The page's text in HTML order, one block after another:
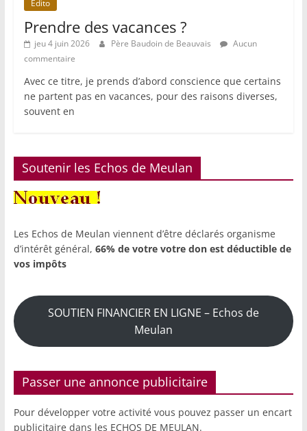
Edito
Prendre des vacances ?
jeu 4 juin 2026 Père Baudoin de Beauvais
Aucun
commentaire
Avec ce titre, je prends d’abord conscience que certains
ne partent pas en vacances, pour des raisons diverses,
souvent en
Soutenir les Echos de Meulan
Les Echos de Meulan viennent d’être déclarés organisme
d’intérêt général, 66% de votre votre don est déductible de
vos impôts
SOUTIEN FINANCIER EN LIGNE – Echos de
Meulan
Passer une annonce publicitaire
Pour développer votre activité vous pouvez passer un encart
publicitaire dans les ECHOS DE MEULAN.